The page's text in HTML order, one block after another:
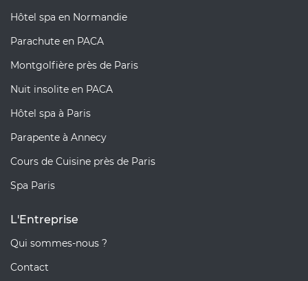
Hôtel spa en Normandie
Parachute en PACA
Montgolfière près de Paris
Nuit insolite en PACA
Hôtel spa à Paris
Parapente à Annecy
Cours de Cuisine près de Paris
Spa Paris
L'Entreprise
Qui sommes-nous ?
Contact